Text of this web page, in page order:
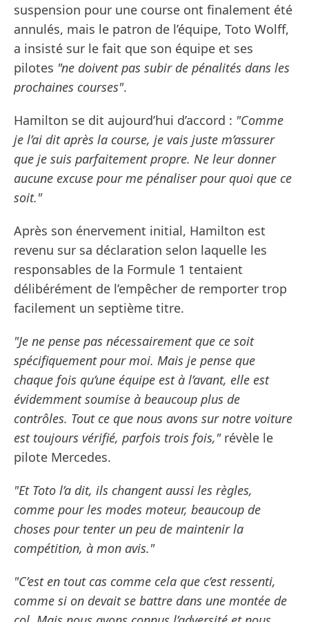
suspension pour une course ont finalement été
annulés, mais le patron de l’équipe, Toto Wolff,
a insisté sur le fait que son équipe et ses
pilotes "ne doivent pas subir de pénalités dans les
prochaines courses".
Hamilton se dit aujourd’hui d’accord : "Comme
je l’ai dit après la course, je vais juste m’assurer
que je suis parfaitement propre. Ne leur donner
aucune excuse pour me pénaliser pour quoi que ce
soit."
Après son énervement initial, Hamilton est
revenu sur sa déclaration selon laquelle les
responsables de la Formule 1 tentaient
délibérément de l’empêcher de remporter trop
facilement un septième titre.
"Je ne pense pas nécessairement que ce soit
spécifiquement pour moi. Mais je pense que
chaque fois qu’une équipe est à l’avant, elle est
évidemment soumise à beaucoup plus de
contrôles. Tout ce que nous avons sur notre voiture
est toujours vérifié, parfois trois fois,"révèle le
pilote Mercedes.
"Et Toto l’a dit, ils changent aussi les règles,
comme pour les modes moteur, beaucoup de
choses pour tenter un peu de maintenir la
compétition, à mon avis."
"C’est en tout cas comme cela que c’est ressenti,
comme si on devait se battre dans une montée de